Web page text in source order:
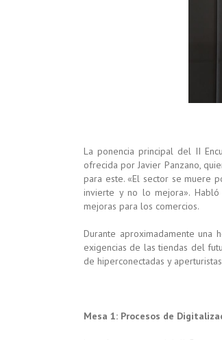
La ponencia principal del II
ofrecida por Javier Panzano,
para este. «El sector se muere
invierte y no lo mejora».
mejoras para los comercios.
Durante aproximadamente
exigencias de las tiendas del
de hiperconectadas y
Mesa 1: Procesos de